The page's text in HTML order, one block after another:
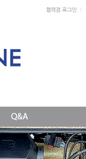
협력점 로그인